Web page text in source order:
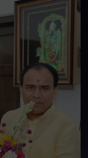
में आयोजित
मेले